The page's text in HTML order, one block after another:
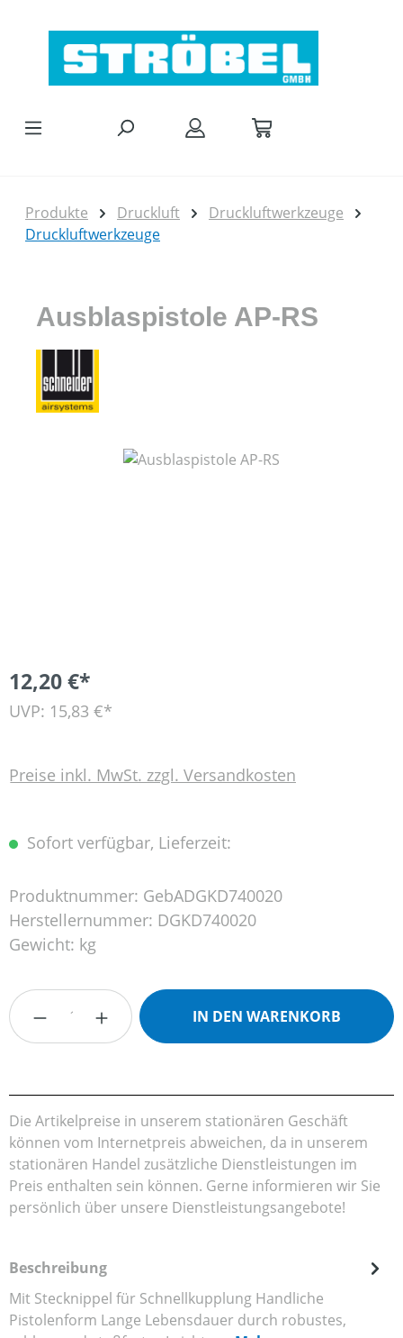
Produkte Druckluft
Druckluftwerkzeuge
Druckluftwerkzeuge
Ausblaspistole AP-RS
Bildergalerie überspringen
12,20 €*
UVP: 15,83 €*
Preise inkl. MwSt. zzgl. Versandkosten
Sofort verfügbar, Lieferzeit:
Produktnummer: GebADGKD740020
Herstellernummer: DGKD740020
Gewicht: kg
Produkt Anzahl: Gib den gewünschten
IN DEN WARENKORB
Die Artikelpreise in unserem stationären Geschäft
können vom Internetpreis abweichen, da in unserem
stationären Handel zusätzliche Dienstleistungen im
Preis enthalten sein können. Gerne informieren wir Sie
persönlich über unsere Dienstleistungsangebote!
Beschreibung
Mit Stecknippel für Schnellkupplung Handliche
Pistolenform Lange Lebensdauer durch robustes,